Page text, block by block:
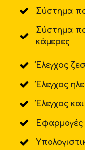
Σύστημα
Σύστημα
κάμερες
Έλεγχος
Έλεγχος
Έλεγχος
Εφαρμογές